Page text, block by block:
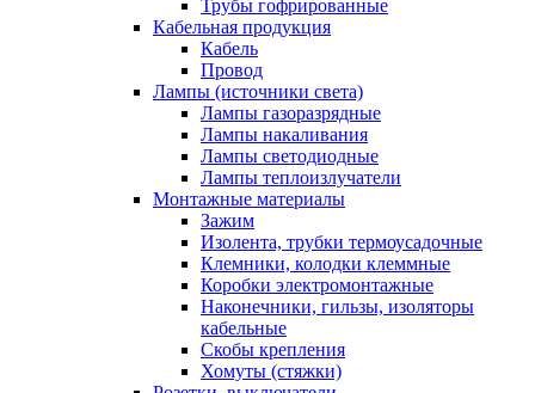
Трубы гофрированные
Кабельная продукция
Кабель
Провод
Лампы (источники света)
Лампы газоразрядные
Лампы накаливания
Лампы светодиодные
Лампы теплоизлучатели
Монтажные материалы
Зажим
Изолента, трубки термоусадочные
Клемники, колодки клеммные
Коробки электромонтажные
Наконечники, гильзы, изоляторы
кабельные
Скобы крепления
Хомуты (стяжки)